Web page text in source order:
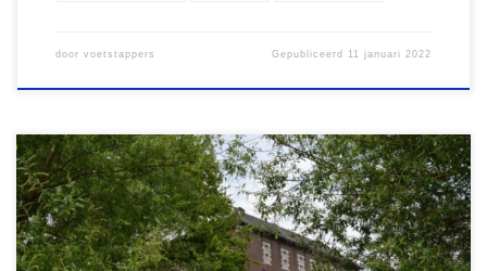
door voetstappers Gepubliceerd 11 januari 2022
Lang voordat Bart van der Schagt zijn wandelschoenen aantrok
om zijn eerste Groene Wissel te verkennen en ook lang voordat
Rob Wolfs over zandpaden liep voor zijn eerste Trage Tocht, ging